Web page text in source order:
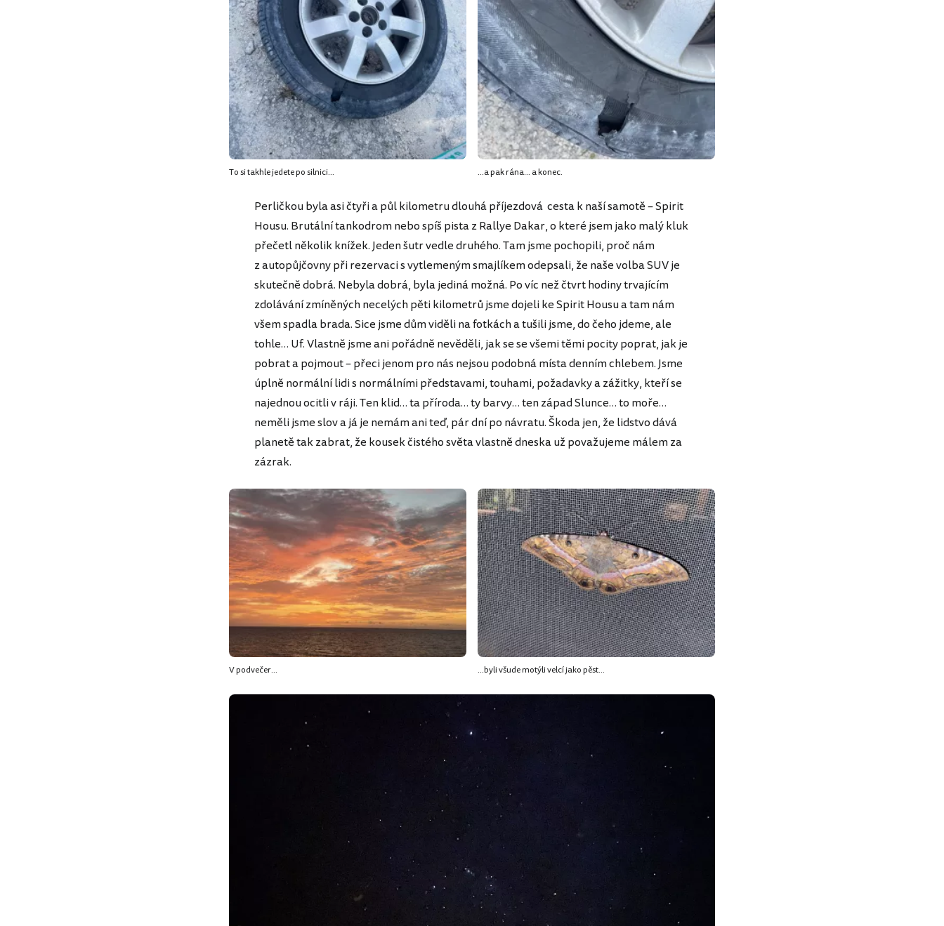
To si takhle jedete po silnici... ...a pak rána... a konec.
Perličkou byla asi čtyři a půl kilometru dlouhá příjezdová cesta k naší samotě – Spirit
Housu. Brutální tankodrom nebo spíš pista z Rallye Dakar, o které jsem jako malý kluk
přečetl několik knížek. Jeden šutr vedle druhého. Tam jsme pochopili, proč nám
z autopůjčovny při rezervaci s vytlemeným smajlíkem odepsali, že naše volba SUV je
skutečně dobrá. Nebyla dobrá, byla jediná možná. Po víc než čtvrt hodiny trvajícím
zdolávání zmíněných necelých pěti kilometrů jsme dojeli ke Spirit Housu a tam nám
všem spadla brada. Sice jsme dům viděli na fotkách a tušili jsme, do čeho jdeme, ale
tohle… Uf. Vlastně jsme ani pořádně nevěděli, jak se se všemi těmi pocity poprat, jak je
pobrat a pojmout – přeci jenom pro nás nejsou podobná místa denním chlebem. Jsme
úplně normální lidi s normálními představami, touhami, požadavky a zážitky, kteří se
najednou ocitli v ráji. Ten klid… ta příroda… ty barvy… ten západ Slunce… to moře…
neměli jsme slov a já je nemám ani teď, pár dní po návratu. Škoda jen, že lidstvo dává
planetě tak zabrat, že kousek čistého světa vlastně dneska už považujeme málem za
zázrak.
V podvečer... ...byli všude motýli velcí jako pěst...